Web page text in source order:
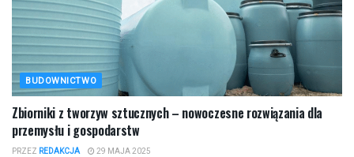
BUDOWNICTWO
Zbiorniki z tworzyw sztucznych – nowoczesne rozwiązania dla
przemysłu i gospodarstw
PRZEZ REDAKCJA 29 MAJA 2025